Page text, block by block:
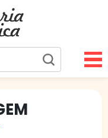
Gratuita